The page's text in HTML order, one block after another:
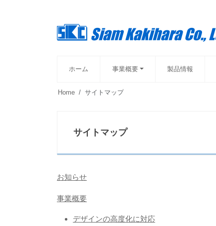
ホーム 事業概要 製品情報
Home サイトマップ
サイトマップ
お知らせ
事業概要
デザインの高度化に対応